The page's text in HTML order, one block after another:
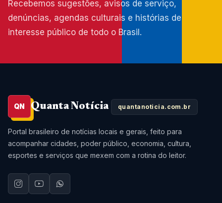
Recebemos sugestões, avisos de serviço,
denúncias, agendas culturais e histórias de
interesse público de todo o Brasil.
QN Quanta Notícia quantanoticia.com.br
Portal brasileiro de notícias locais e gerais, feito para
acompanhar cidades, poder público, economia, cultura,
esportes e serviços que mexem com a rotina do leitor.